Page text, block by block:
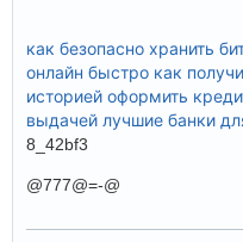
как безопасно хранить
онлайн быстро как
историей оформить
выдачей лучшие банки
8_42bf3
@777@=-@